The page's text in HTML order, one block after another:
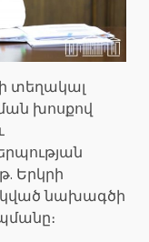
տեղակալ
խոսքով
Երկրի
նախագծի